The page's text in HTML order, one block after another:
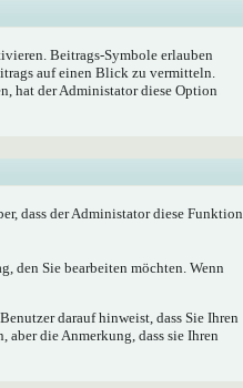
Beitrags-Symbole erlauben
auf einen Blick zu vermitteln.
hat der Administator diese Option
dass der Administator diese Funktion
den Sie bearbeiten möchten. Wenn
darauf hinweist, dass Sie Ihren
die Anmerkung, dass sie Ihren